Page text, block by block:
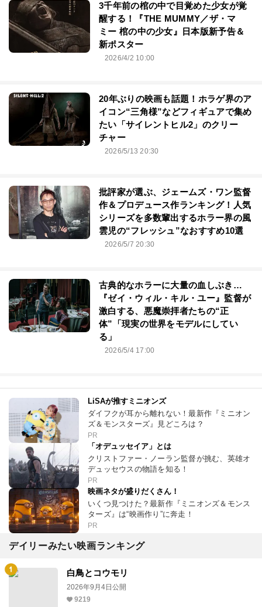
3千年前の棺の中で目覚めた少女が覚
醒する！『THE MUMMY／ザ・マ
ミー 棺の中の少女』日本版新予告＆
新ポスター
2026/4/2 10:00
20年ぶりの映画も話題！ホラゲ界のア
イコン“三角様”などフィギュアで集め
たい「サイレントヒル2」のクリー
チャー
2026/5/13 20:30
批評家が選ぶ、ジェームズ・ワン監督
作＆プロデュース作ランキング！人気
シリーズを多数輩出するホラー界の風
雲児の“フレッシュ”なおすすめ10選
2026/5/7 20:30
古典的なホラーに大量の血しぶき…
『ゼイ・ウィル・キル・ユー』監督が
激白する、悪魔崇拝者たちの“正
体”「現実の世界をモデルにしてい
る」
2026/5/4 17:00
LiSAが推すミニオンズ
ダイフクが耳から離れない！最新作『ミニオン
ズ＆モンスターズ』見どころは？
PR
「オデュッセイア」とは
クリストファー・ノーラン監督が挑む、英雄オ
デュッセウスの物語を知る！
PR
映画ネタが盛りだくさん！
いくつ見つけた？最新作『ミニオンズ＆モンス
ターズ』は“映画作り”に奔走！
PR
デイリーみたい映画ランキング
白鳥とコウモリ
2026年9月4日公開
9219